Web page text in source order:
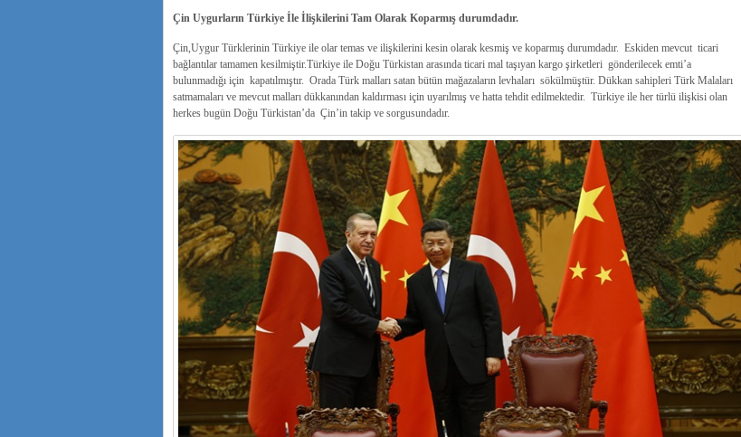
Çin Uygurların Türkiye İle İlişkilerini Tam Olarak Koparmış durumdadır.
Çin,Uygur Türklerinin Türkiye ile olar temas ve ilişkilerini kesin olarak kesmiş ve koparmış durumdadır. Eskiden mevcut ticari
bağlantılar tamamen kesilmiştir.Türkiye ile Doğu Türkistan arasında ticari mal taşıyan kargo şirketleri gönderilecek emti’a
bulunmadığı için kapatılmıştır. Orada Türk malları satan bütün mağazaların levhaları sökülmüştür. Dükkan sahipleri Türk Malaları
satmamaları ve mevcut malları dükkanından kaldırması için uyarılmış ve hatta tehdit edilmektedir. Türkiye ile her türlü ilişkisi olan
herkes bugün Doğu Türkistan’da Çin’in takip ve sorgusundadır.